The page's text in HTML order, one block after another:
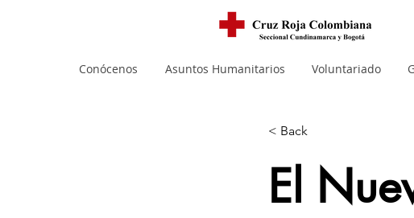
Conócenos Asuntos Humanitarios Voluntariado
< Back
El